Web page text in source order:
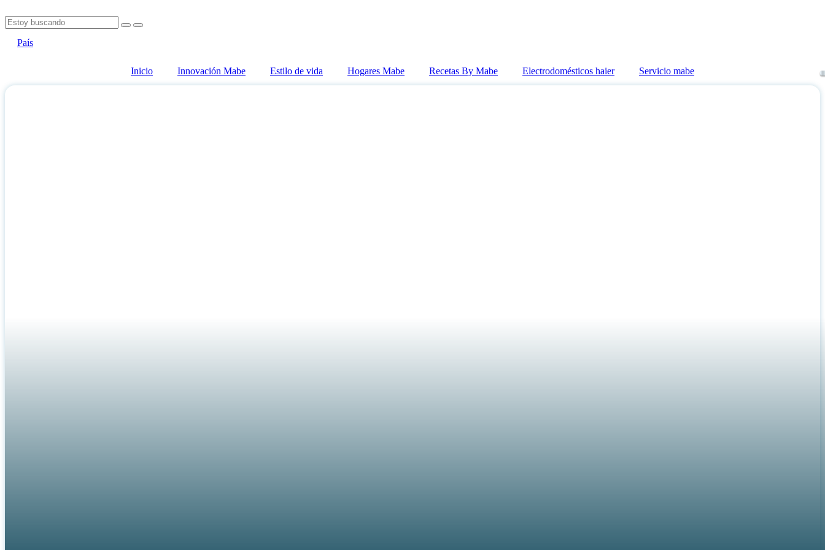
País
Inicio Innovación Mabe Estilo de vida Hogares Mabe Recetas By Mabe Electrodomésticos haier Servicio mabe